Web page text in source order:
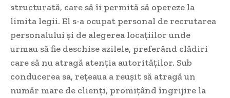
structurată, care să îi permită să opereze la
limita legii. El s-a ocupat personal de recrutarea
personalului și de alegerea locațiilor unde
urmau să fie deschise azilele, preferând clădiri
care să nu atragă atenția autorităților. Sub
conducerea sa, rețeaua a reușit să atragă un
număr mare de clienți, promițând îngrijire la